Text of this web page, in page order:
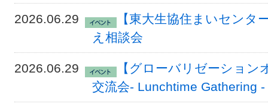
2026.06.29
【東大生協住まいセンタ
え相談会
2026.06.29
【グローバリゼーション
交流会- Lunchtime Gathering -